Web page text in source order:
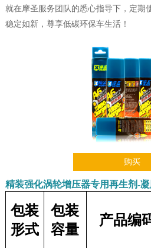
就在摩圣服务团队的悉心指导下，定期
稳定如新，尊享低碳环保车生活！
购买
精装强化涡轮增压器专用再生剂-
包装
形式
包装
容量
产品编